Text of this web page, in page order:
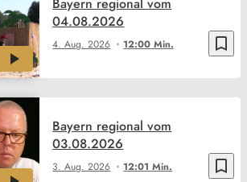
bookmark_border
4. Aug. 2026 12:00 Min.
04.08.2026
bookmark_border
3. Aug. 2026 12:01 Min.
Bayern regional vom
03.08.2026